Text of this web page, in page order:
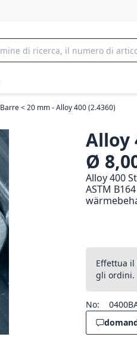
Barre < 20 mm - Alloy 400 (2.4360)
Alloy
Ø
Alloy 400
ASTM
Effettua
gli ordini.
No: